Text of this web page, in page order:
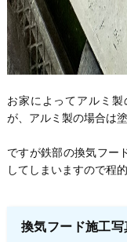
お家によってアルミ
が、アルミ製の場合は
ですが鉄部の換気フー
してしまいますので程
換気フード施工写